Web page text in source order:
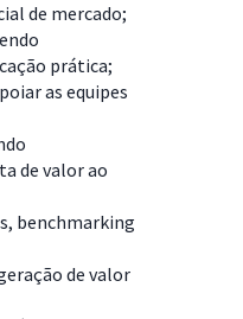
de mercado;
prática;
as equipes
de valor ao
benchmarking
de valor